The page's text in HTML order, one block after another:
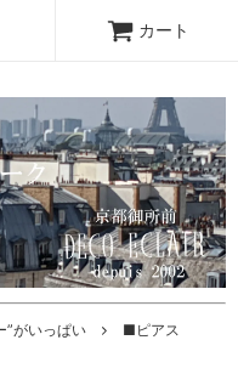
カート
”がいっぱい ■ピアス